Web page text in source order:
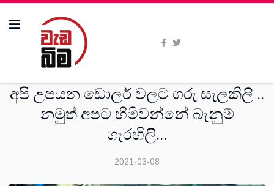
අපි උපයන ඩොලර් වලට ගරු සැලකිලි ..
නමුත් අපට හිමිවන්නේ බැනුම්
ගැරහිලි...
2021-03-08